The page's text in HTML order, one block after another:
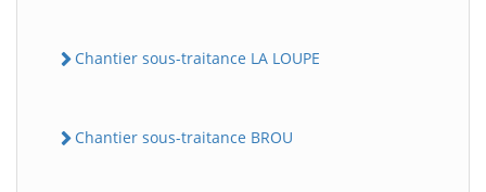
Chantier sous-traitance LA LOUPE
Chantier sous-traitance BROU